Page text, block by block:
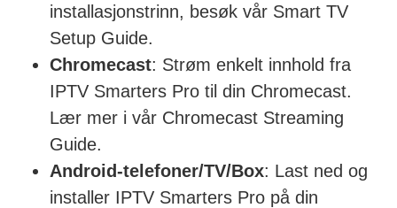
installasjonstrinn, besøk vår Smart TV
Setup Guide.
Chromecast: Strøm enkelt innhold fra
IPTV Smarters Pro til din Chromecast.
Lær mer i vår Chromecast Streaming
Guide.
Android-telefoner/TV/Box: Last ned og
installer IPTV Smarters Pro på din